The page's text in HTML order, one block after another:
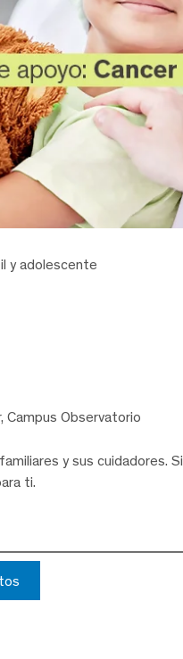
y adolescente
Campus Observatorio
y sus cuidadores.
ti.